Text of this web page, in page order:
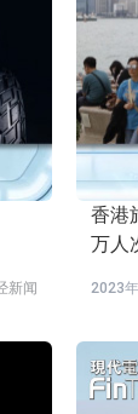
新闻
香港
万人
2023